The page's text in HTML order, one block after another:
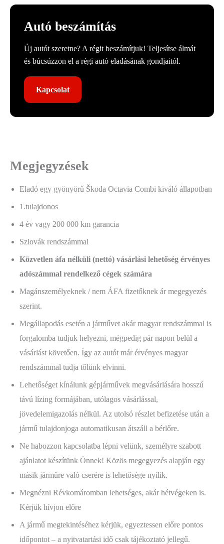
Autó beszámítás
Új autót szeretne? A régit beszámítjuk! Teljesítse álmát
és búcsúzzon el a régi autó eladásának gondjaitól.
Kapcsolat
Megjegyzések
Eladó egy gyönyörű Škoda Octavia Combi kiváló állapotban
1.tulajdonos
4 év vagy 200 000 km garancia
Szlovák rendszámmal
Közvetlen áfa nélküli (nettó) vásárlási lehetőség érvényes
adószámmal rendelkező cégek számára
Magánszemélyeknek / nem ÁFA fizetőknek ár megegyezés
szerint.
Megállapodás esetén a járművet akár magyar rendszámmal is
forgalomba tudjuk helyezni, mégpedig pár napon belül a
vásárlást követően. Így az autót már érvényes magyar
rendszámmal tudja tőlünk elvinni.
Lehetőséget kínálunk gépjárművek megvásárlására hosszú
távú lízing formájában, utólagos vásárlással,
jövedelemigazolás nélkül. Az utolsó részlet befizetése után a
jármű tulajdonjoga automatikusan átszáll a bérlőre.
Ne habozzon kapcsolatba lépni velünk, személyre szabott
ajánlatot készítünk Önnek! Közös megegyezés alapján egy
másik járműre való cserére is lehetősége nyílik.
Megnézni Révkomáromban lehetséges, akár hétvégeken is.
Kérjük hívjon előre
A jármű megtekintéséhez kérjük, egyeztessen előre pontos
időpontot – a nyitvatartási idő csak tájékoztató jellegű.